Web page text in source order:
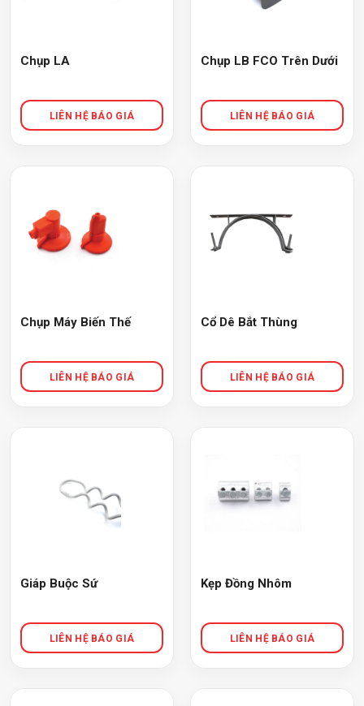
Chụp LA Chụp LB FCO Trên Dưới
Chụp Máy Biến Thế Cổ Dê Bắt Thùng
Giáp Buộc Sứ Kẹp Đồng Nhôm